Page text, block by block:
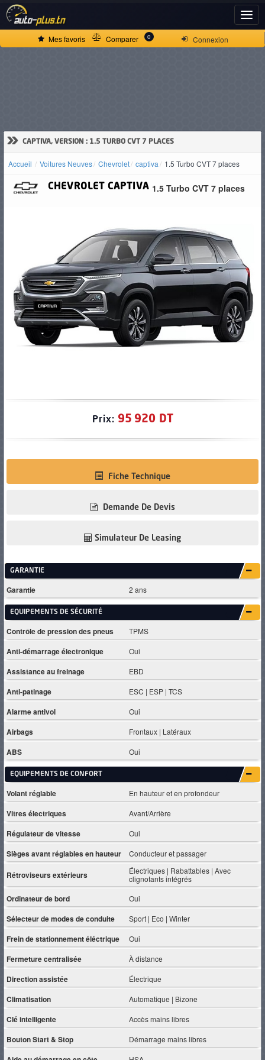
Connexion
Mes favoris Comparer 0
» CAPTIVA, VERSION : 1.5 TURBO CVT 7 PLACES
Accueil Voitures Neuves Chevrolet captiva 1.5 Turbo CVT 7 places
CHEVROLET CAPTIVA 1.5 Turbo CVT 7 places
Prix: 95 920 DT
Fiche Technique
Demande De Devis
Simulateur De Leasing
GARANTIE
Garantie 2 ans
EQUIPEMENTS DE SÉCURITÉ
Contrôle de pression des pneus TPMS
Anti-démarrage électronique Oui
Assistance au freinage EBD
Anti-patinage ESC | ESP | TCS
Alarme antivol Oui
Airbags Frontaux | Latéraux
ABS Oui
EQUIPEMENTS DE CONFORT
Volant réglable En hauteur et en profondeur
Vitres électriques Avant/Arrière
Régulateur de vitesse Oui
Sièges avant réglables en hauteur Conducteur et passager
Rétroviseurs extérieurs
Électriques | Rabattables | Avec
clignotants intégrés
Ordinateur de bord Oui
Sélecteur de modes de conduite Sport | Eco | Winter
Frein de stationnement éléctrique Oui
Fermeture centralisée À distance
Direction assistée Électrique
Climatisation Automatique | Bizone
Clé intelligente Accès mains libres
Bouton Start & Stop Démarrage mains libres
ACCUEIL
D'OCCASION
PNEUS